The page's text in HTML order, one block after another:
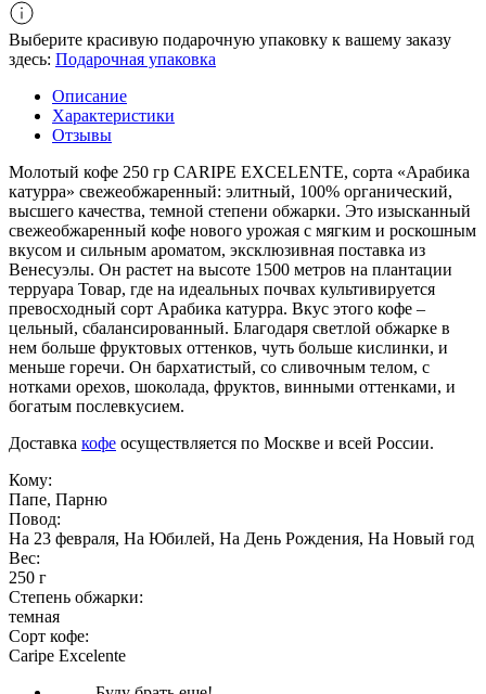
Выберите красивую подарочную упаковку к вашему заказу
здесь: Подарочная упаковка
Описание
Характеристики
Отзывы
Молотый кофе 250 гр CARIPE EXCELENTE, сорта «Арабика
катурра» свежеобжаренный: элитный, 100% органический,
высшего качества, темной степени обжарки. Это изысканный
свежеобжаренный кофе нового урожая с мягким и роскошным
вкусом и сильным ароматом, эксклюзивная поставка из
Венесуэлы. Он растет на высоте 1500 метров на плантации
терруара Товар, где на идеальных почвах культивируется
превосходный сорт Арабика катурра. Вкус этого кофе –
цельный, сбалансированный. Благодаря светлой обжарке в
нем больше фруктовых оттенков, чуть больше кислинки, и
меньше горечи. Он бархатистый, со сливочным телом, с
нотками орехов, шоколада, фруктов, винными оттенками, и
богатым послевкусием.
Доставка кофе осуществляется по Москве и всей России.
Кому:
Папе, Парню
Повод:
На 23 февраля, На Юбилей, На День Рождения, На Новый год
Вес:
250 г
Степень обжарки:
темная
Сорт кофе:
Caripe Excelente